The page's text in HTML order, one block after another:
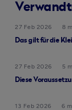
27 Feb 2026
8
Das gilt für die
27 Feb 2026
5
Diese
13 Feb 2026
6